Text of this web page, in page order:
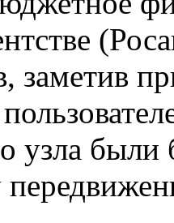
заметив
узла